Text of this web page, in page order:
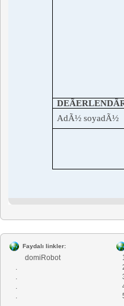
AdÃ½ soyadÃ½
Faydalı linkler:
domiRobot
.
.
.
.